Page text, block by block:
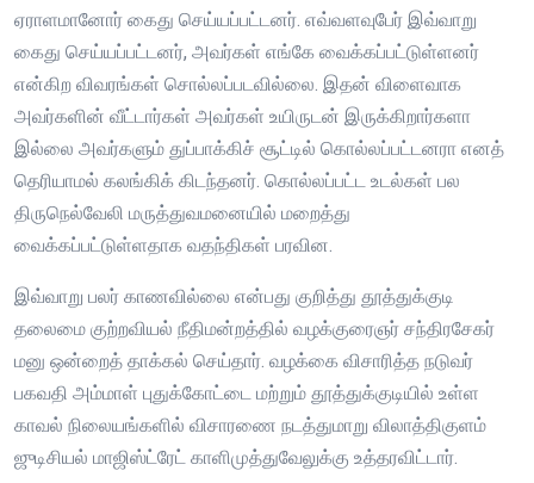
ஏராளமானோர் கைது செய்யப்பட்டனர். எவ்வளவுபேர் இவ்வாறு
கைது செய்யப்பட்டனர், அவர்கள் எங்கே வைக்கப்பட்டுள்ளனர்
என்கிற விவரங்கள் சொல்லப்படவில்லை. இதன் விளைவாக
அவர்களின் வீட்டார்கள் அவர்கள் உயிருடன் இருக்கிறார்களா
இல்லை அவர்களும் துப்பாக்கிச் சூட்டில் கொல்லப்பட்டனரா எனத்
தெரியாமல் கலங்கிக் கிடந்தனர். கொல்லப்பட்ட உடல்கள் பல
திருநெல்வேலி மருத்துவமனையில் மறைத்து
வைக்கப்பட்டுள்ளதாக வதந்திகள் பரவின.
இவ்வாறு பலர் காணவில்லை என்பது குறித்து தூத்துக்குடி
தலைமை குற்றவியல் நீதிமன்றத்தில் வழக்குரைஞர் சந்திரசேகர்
மனு ஒன்றைத் தாக்கல் செய்தார். வழக்கை விசாரித்த நடுவர்
பகவதி அம்மாள் புதுக்கோட்டை மற்றும் தூத்துக்குடியில் உள்ள
காவல் நிலையங்களில் விசாரணை நடத்துமாறு விலாத்திகுளம்
ஜுடிசியல் மாஜிஸ்ட்ரேட் காளிமுத்துவேலுக்கு உத்தரவிட்டார்.